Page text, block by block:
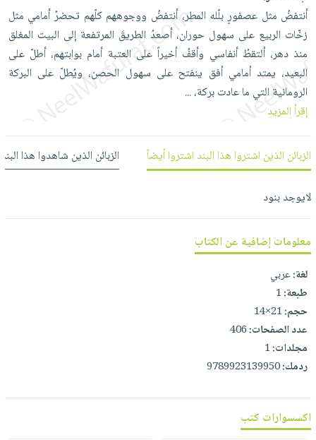
العناية
بالأسنان
الحمية
والتغذية
أدوات
المائدة
الأوعية
والتخزين
أدوات
المطبخ
الأكثر
مبيعاً
العودة
للمدارس
اكسسوارات
كتب
اكسسوارات
منزلية
اكسسوارات
ملابس
مطرزات
حقائب
حلي
عناية
بالذات
صابون
أطفال
مناسبات
شحن
مجاني
بنود
مختارة
اشتراكات
كل
صندوق
القراءة
iKitab
بحث
متقدم
نيل
وفرات
عن
سياسة
الشركة
فيديوهات
أسئلة
يتكرر
خدمات
نيل
حسابك
لائحة
الأمنيات
عربة
التسوق
الإصدارات
أنتفضُ مثل عصفورٍ بلّله المطر، أنتفضُ ووجوههم كلّهم تحضرُ أمامي مثل
زخّات الربيع على سهول حوران، أصعدُ الطريقَ المرتفعة إلى البيت المغلق
منذ دهر، ألتقطُ أنفاسي وأقفُ أخيراً على العتبة أمام بوابتهم، أطلّ على
البعيد، يمتد أمامي أفق ينفتح على سهول الحصن، ويُطلّ على البركة
الرومانية التي ما عادت بركة،...
إقرأ المزيد
الزبائن الذين اشتروا هذا البند اشتروا أيضاً الزبائن الذين شاهدوا هذا
لايوجد بنود
معلومات إضافية عن الكتاب
لغة:عربي
طبعة:1
حجم:21×14
عدد الصفحات:406
مجلدات:1
ردمك:9789923139950
اكسسوارات كتب